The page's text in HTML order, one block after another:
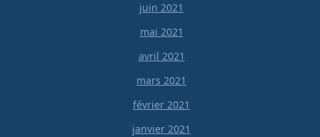
juin 2021
mai 2021
avril 2021
mars 2021
février 2021
janvier 2021